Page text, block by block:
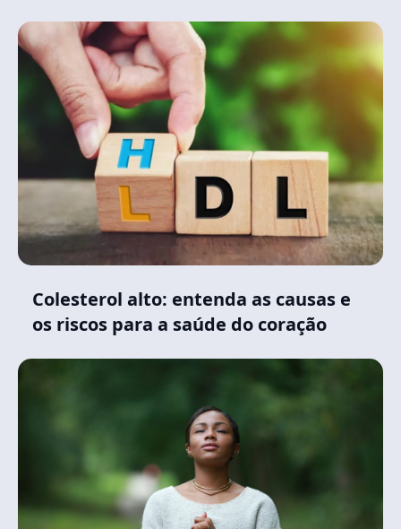
Colesterol alto: entenda as causas e
os riscos para a saúde do coração